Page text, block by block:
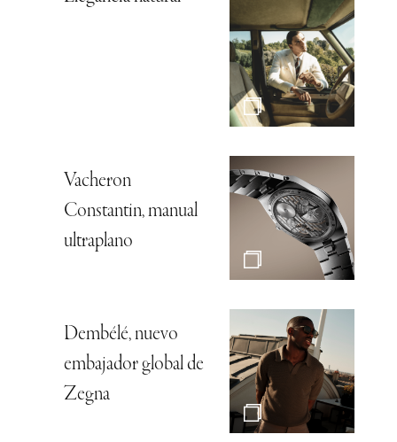
Vacheron
Constantin, manual
ultraplano
Dembélé, nuevo
embajador global de
Zegna